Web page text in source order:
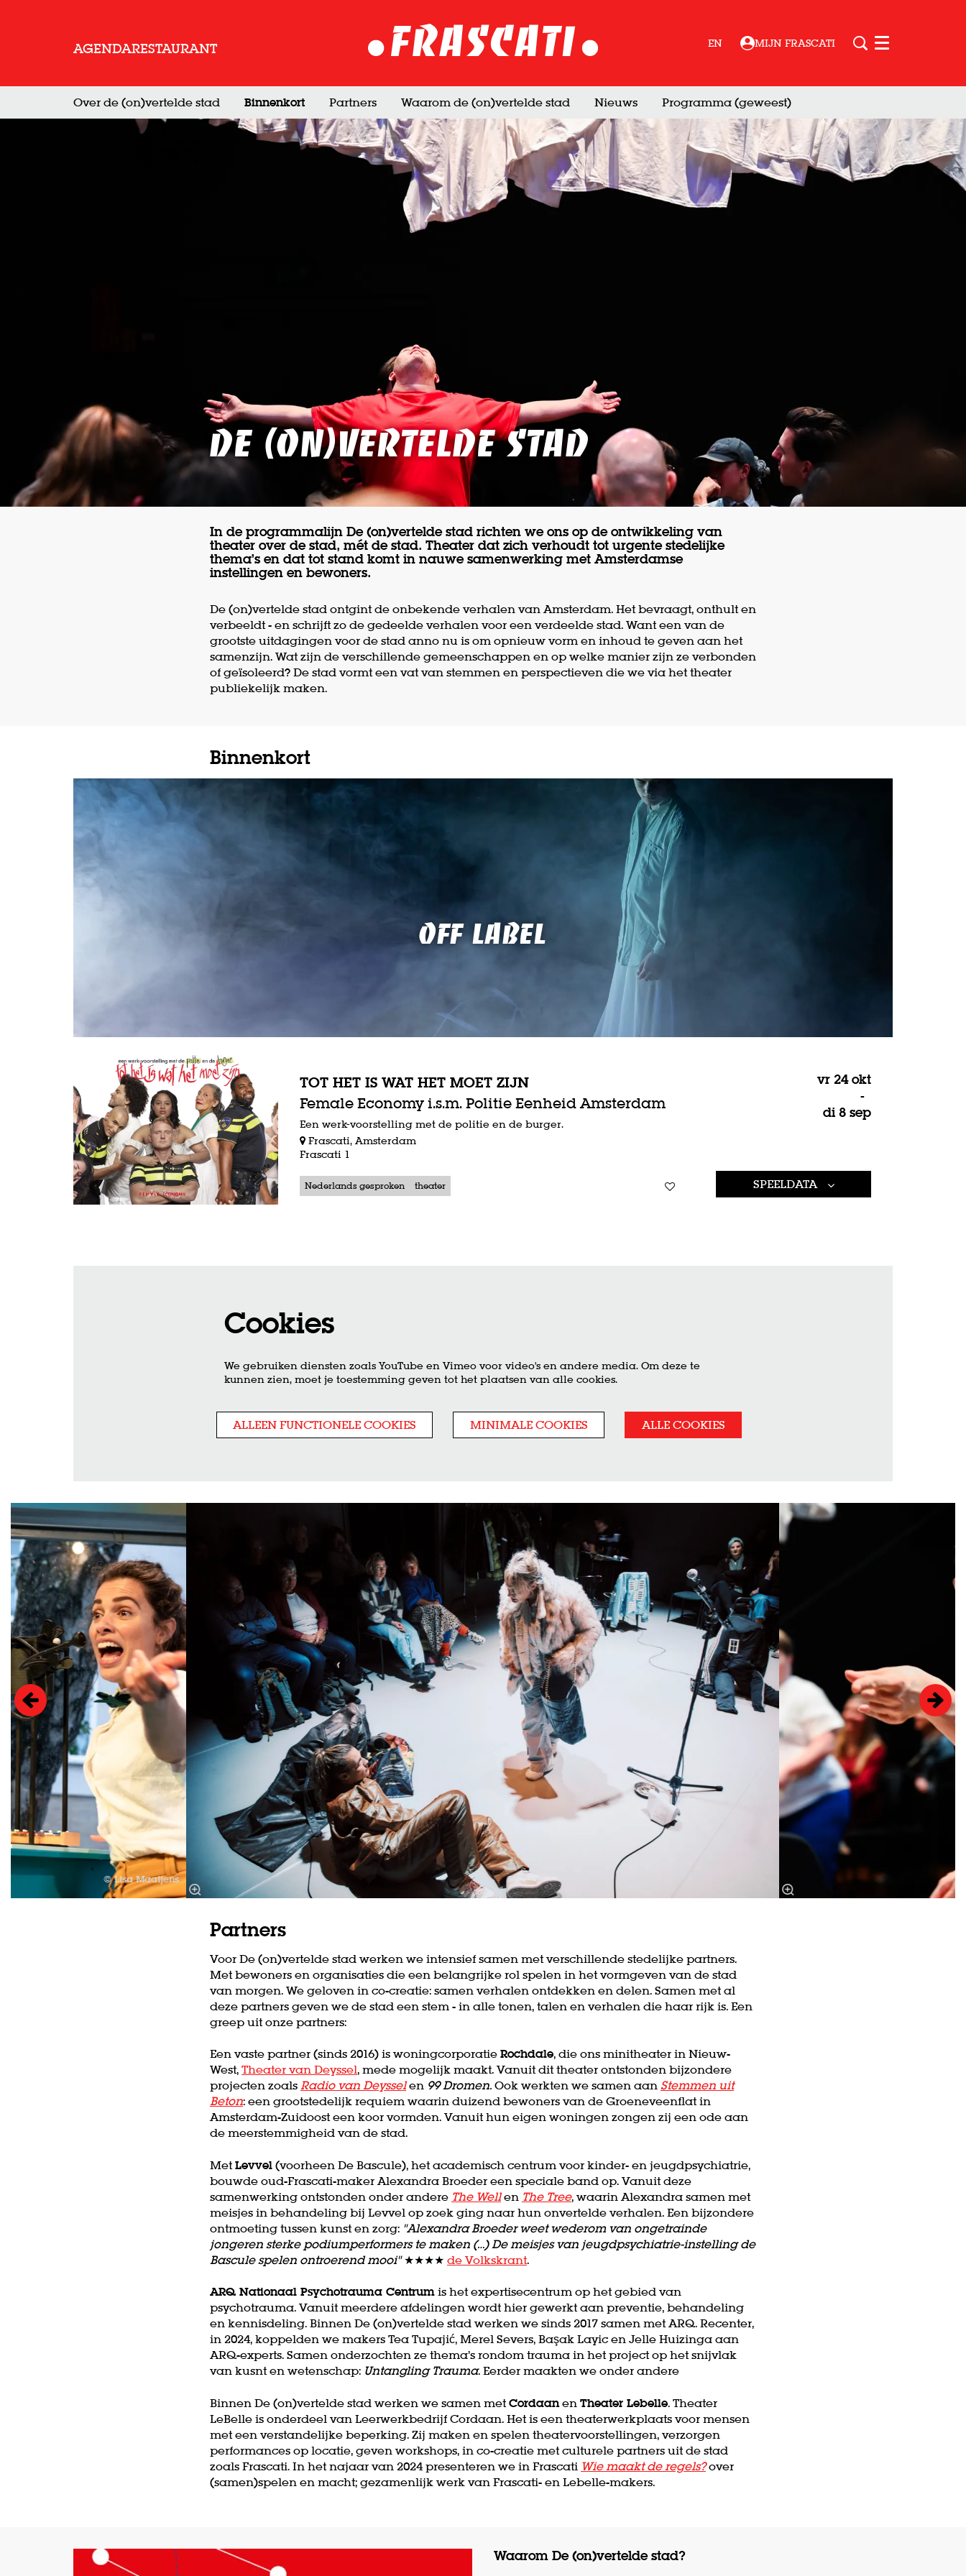
AGENDARESTAURANT EN MIJN FRASCATI Menu
Over de (on)vertelde stad Binnenkort Partners Waarom de (on)vertelde stad Nieuws Programma (geweest)
De (on)vertelde stad
In de programmalijn De (on)vertelde stad richten we ons op de ontwikkeling van
theater over de stad, mét de stad. Theater dat zich verhoudt tot urgente stedelijke
thema’s en dat tot stand komt in nauwe samenwerking met Amsterdamse
instellingen en bewoners.
De (on)vertelde stad ontgint de onbekende verhalen van Amsterdam. Het bevraagt, onthult en
verbeeldt - en schrijft zo de gedeelde verhalen voor een verdeelde stad. Want een van de
grootste uitdagingen voor de stad anno nu is om opnieuw vorm en inhoud te geven aan het
samenzijn. Wat zijn de verschillende gemeenschappen en op welke manier zijn ze verbonden
of geïsoleerd? De stad vormt een vat van stemmen en perspectieven die we via het theater
publiekelijk maken.
Binnenkort
OFF LABEL
TOT HET IS WAT HET MOET ZIJN
Female Economy i.s.m. Politie Eenheid Amsterdam
Een werk-voorstelling met de politie en de burger.
Frascati, Amsterdam
Frascati 1
Nederlands gesproken theater
vr 24 okt
-
di 8 sep
SPEELDATA
Cookies
We gebruiken diensten zoals YouTube en Vimeo voor video's en andere media. Om deze te
kunnen zien, moet je toestemming geven tot het plaatsen van alle cookies.
ALLEEN FUNCTIONELE COOKIES MINIMALE COOKIES ALLE COOKIES
Overslaan
© Lisa Maatjens
Inzoomen
Partners
Voor De (on)vertelde stad werken we intensief samen met verschillende stedelijke partners.
Met bewoners en organisaties die een belangrijke rol spelen in het vormgeven van de stad
van morgen. We geloven in co-creatie: samen verhalen ontdekken en delen. Samen met al
deze partners geven we de stad een stem - in alle tonen, talen en verhalen die haar rijk is. Een
greep uit onze partners:
Een vaste partner (sinds 2016) is woningcorporatie Rochdale, die ons minitheater in Nieuw-
West, Theater van Deyssel, mede mogelijk maakt. Vanuit dit theater ontstonden bijzondere
projecten zoals Radio van Deyssel en 99 Dromen. Ook werkten we samen aan Stemmen uit
Beton: een grootstedelijk requiem waarin duizend bewoners van de Groeneveenflat in
Amsterdam-Zuidoost een koor vormden. Vanuit hun eigen woningen zongen zij een ode aan
de meerstemmigheid van de stad.
Met Levvel (voorheen De Bascule), het academisch centrum voor kinder- en jeugdpsychiatrie,
bouwde oud-Frascati-maker Alexandra Broeder een speciale band op. Vanuit deze
samenwerking ontstonden onder andere The Wellen The Tree, waarin Alexandra samen met
meisjes in behandeling bij Levvel op zoek ging naar hun onvertelde verhalen. Een bijzondere
ontmoeting tussen kunst en zorg: "Alexandra Broeder weet wederom van ongetrainde
jongeren sterke podiumperformers te maken (…) De meisjes van jeugdpsychiatrie-instelling de
Bascule spelen ontroerend mooi"★★★★ de Volkskrant.
ARQ Nationaal Psychotrauma Centrum is het expertisecentrum op het gebied van
psychotrauma. Vanuit meerdere afdelingen wordt hier gewerkt aan preventie, behandeling
en kennisdeling. Binnen De (on)vertelde stad werken we sinds 2017 samen met ARQ. Recenter,
in 2024, koppelden we makers Tea Tupajić, Merel Severs, Başak Layic en Jelle Huizinga aan
ARQ-experts. Samen onderzochten ze thema’s rondom trauma in het project op het snijvlak
van kusnt en wetenschap: Untangling Trauma. Eerder maakten we onder andere
Binnen De (on)vertelde stad werken we samen met Cordaanen Theater Lebelle. Theater
LeBelle is onderdeel van Leerwerkbedrijf Cordaan. Het is een theaterwerkplaats voor mensen
met een verstandelijke beperking. Zij maken en spelen theatervoorstellingen, verzorgen
performances op locatie, geven workshops, in co-creatie met culturele partners uit de stad
zoals Frascati. In het najaar van 2024 presenteren we in Frascati Wie maakt de regels?over
(samen)spelen en macht; gezamenlijk werk van Frascati- en Lebelle-makers.
Waarom De (on)vertelde stad?